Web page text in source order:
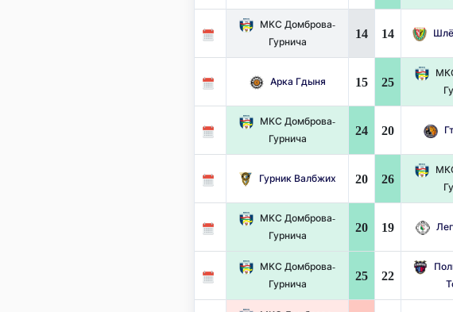
МКС Домброва-
Гурнича
14 14
Арка Гдыня 15 25
МКС Домброва-
Гурнича
24 20
Гурник Валбжих 20 26
МКС Домброва-
Гурнича
20 19
МКС Домброва-
Гурнича
25 22